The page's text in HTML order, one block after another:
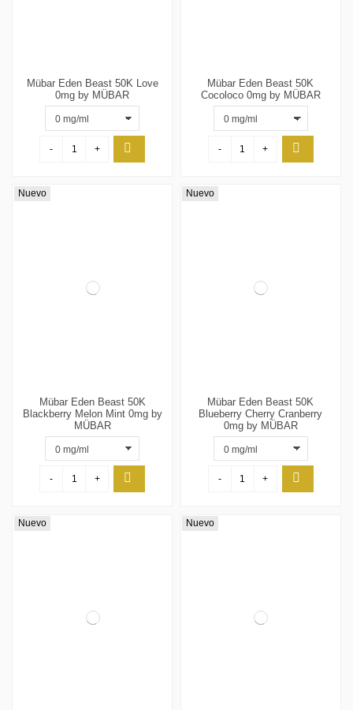
Mübar Eden Beast 50K Love
0mg by MÜBAR
- +
Mübar Eden Beast 50K
Cocoloco 0mg by MÜBAR
- +
Nuevo
Mübar Eden Beast 50K
Blackberry Melon Mint 0mg by
MÜBAR
- +
Nuevo
Mübar Eden Beast 50K
Blueberry Cherry Cranberry
0mg by MÜBAR
- +
Nuevo Nuevo